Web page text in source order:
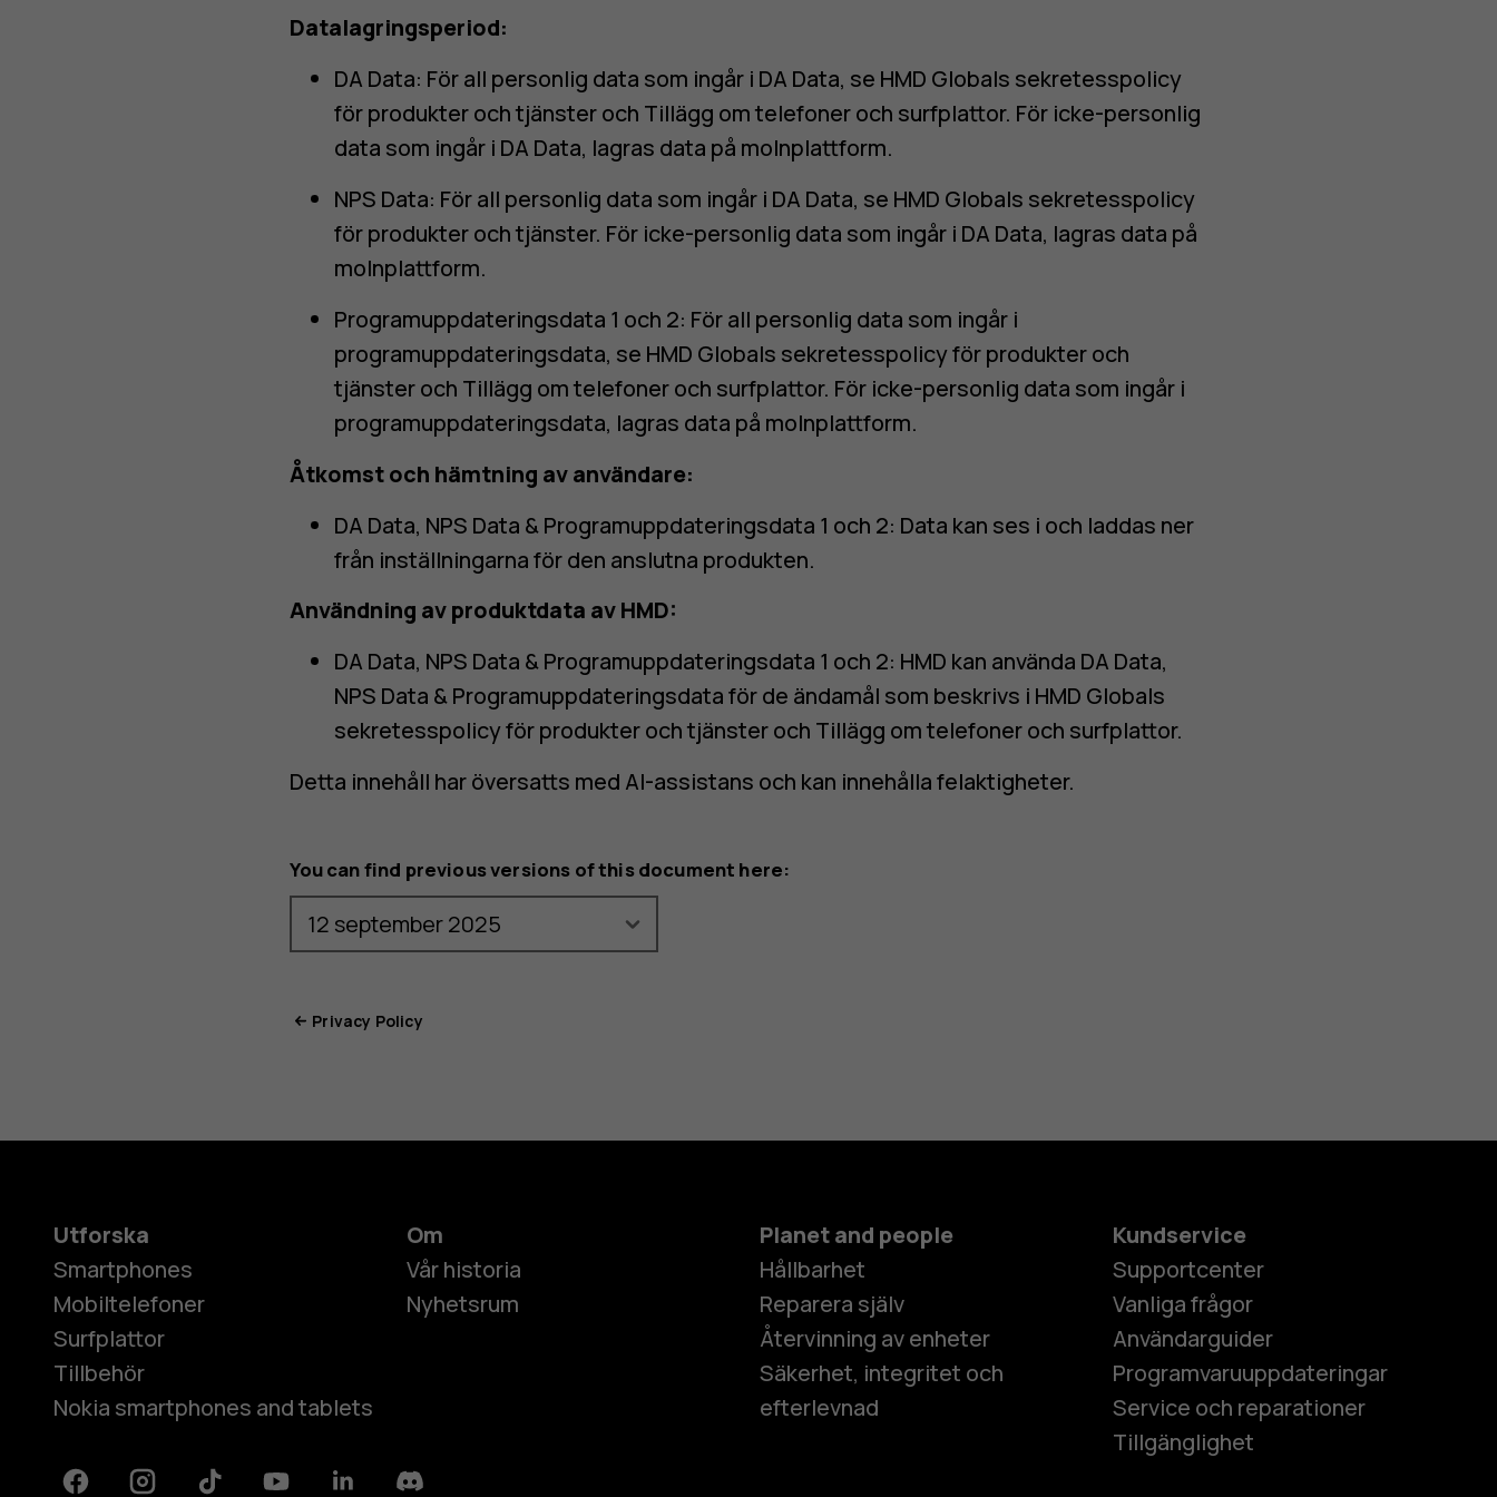
Datalagringsperiod:
DA Data: För all personlig data som ingår i DA Data, se HMD Globals sekretesspolicy
för produkter och tjänsteroch Tillägg om telefoner och surfplattor. För icke-personlig
data som ingår i DA Data, lagras data på molnplattform.
NPS Data: För all personlig data som ingår i DA Data, se HMD Globals sekretesspolicy
för produkter och tjänster. För icke-personlig data som ingår i DA Data, lagras data på
molnplattform.
Programuppdateringsdata 1 och 2: För all personlig data som ingår i
programuppdateringsdata, se HMD Globals sekretesspolicy för produkter och
tjänsteroch Tillägg om telefoner och surfplattor. För icke-personlig data som ingår i
programuppdateringsdata, lagras data på molnplattform.
Åtkomst och hämtning av användare:
DA Data, NPS Data & Programuppdateringsdata 1 och 2: Data kan ses i och laddas ner
från inställningarna för den anslutna produkten.
Användning av produktdata av HMD:
DA Data, NPS Data & Programuppdateringsdata 1 och 2: HMD kan använda DA Data,
NPS Data & Programuppdateringsdata för de ändamål som beskrivs i HMD Globals
sekretesspolicy för produkter och tjänsteroch Tillägg om telefoner och surfplattor.
Detta innehåll har översatts med AI-assistans och kan innehålla felaktigheter.
You can find previous versions of this document here:
Privacy Policy
Utforska
Smartphones
Mobiltelefoner
Surfplattor
Tillbehör
Nokia smartphones and tablets
Om
Vår historia
Nyhetsrum
Planet and people
Hållbarhet
Reparera själv
Återvinning av enheter
Säkerhet, integritet och
efterlevnad
Kundservice
Supportcenter
Vanliga frågor
Användarguider
Programvaruuppdateringar
Service och reparationer
Tillgänglighet